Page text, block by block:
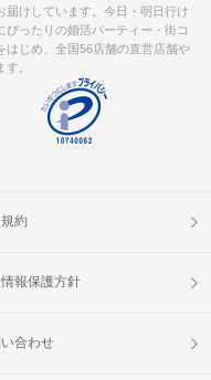
届けしています。今日・明日行け
ったりの婚活パーティー・街コ
はじめ、全国56店舗の直営店舗や
。
約
報保護方針
合わせ